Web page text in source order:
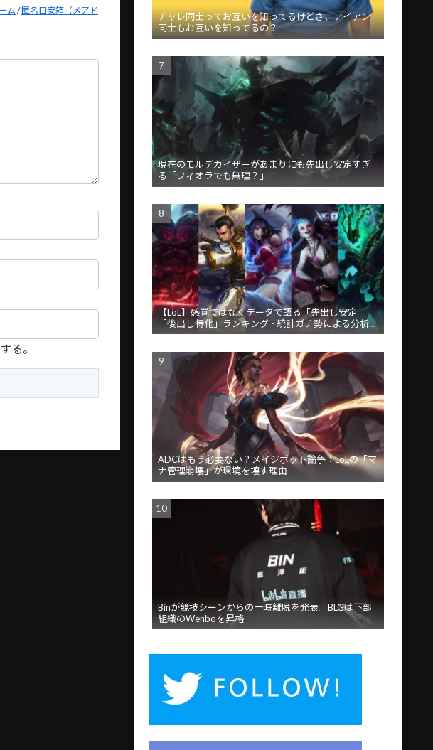
ム /匿名目安箱（メアド
る。
チャレ同士ってお互いを知ってるけどさ、アイアン
同士もお互いを知ってるの？
現在のモルデカイザーがあまりにも先出し安定すぎ
る「フィオラでも無理？」
【LoL】感覚ではなくデータで語る「先出し安定」
「後出し特化」ランキング - 統計ガチ勢による分析が
話題
ADCはもう必要ない？メイジボット論争：LoLの「マ
ナ管理崩壊」が環境を壊す理由
Binが競技シーンからの一時離脱を発表。BLGは下部
組織のWenboを昇格